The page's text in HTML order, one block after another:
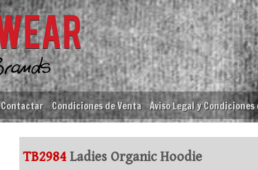
Contactar Condiciones de Venta Aviso Legal y Condiciones
TB2984 Ladies Organic Hoodie